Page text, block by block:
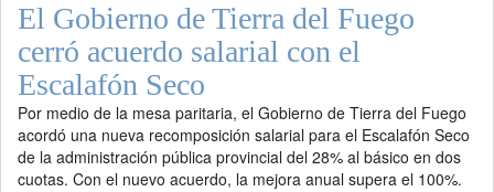
El Gobierno de Tierra del Fuego
cerró acuerdo salarial con el
Escalafón Seco
Por medio de la mesa paritaria, el Gobierno de Tierra del Fuego
acordó una nueva recomposición salarial para el Escalafón Seco
de la administración pública provincial del 28% al básico en dos
cuotas. Con el nuevo acuerdo, la mejora anual supera el 100%.